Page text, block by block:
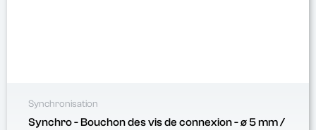
Synchronisation
Synchro - Bouchon des vis de connexion - ø 5 mm /